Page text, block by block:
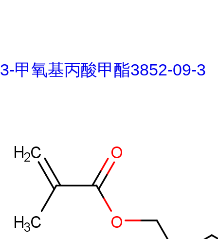
3-甲氧基丙酸甲酯3852-09-3